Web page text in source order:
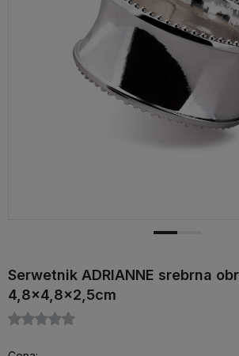
Serwetnik ADRIANNE srebrna
4,8x4,8x2,5cm